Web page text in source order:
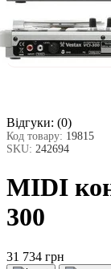
Відгуки: (0)
Код товару: 19815
SKU: 242694
MIDI
300
31 734 грн